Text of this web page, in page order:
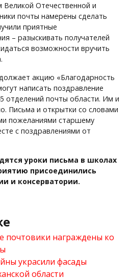
Отечественной и
почты намерены сделать
приятные
– разыскивать получателей
возможности вручить
акцию «Благодарность
написать поздравление
отделений почты области. Им и
Письма и открытки со словами
пожеланиями старшему
с поздравлениями от
уроки письма в школах
присоединились
и консерватории.
почтовики награждены ко
украсили фасады
области